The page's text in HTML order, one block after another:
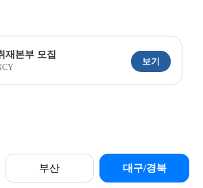
재본부 모집
보기
부산 대구/경북